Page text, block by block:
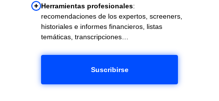
Herramientas profesionales:
recomendaciones de los expertos, screeners,
historiales e informes financieros, listas
temáticas, transcripciones…
Suscribirse